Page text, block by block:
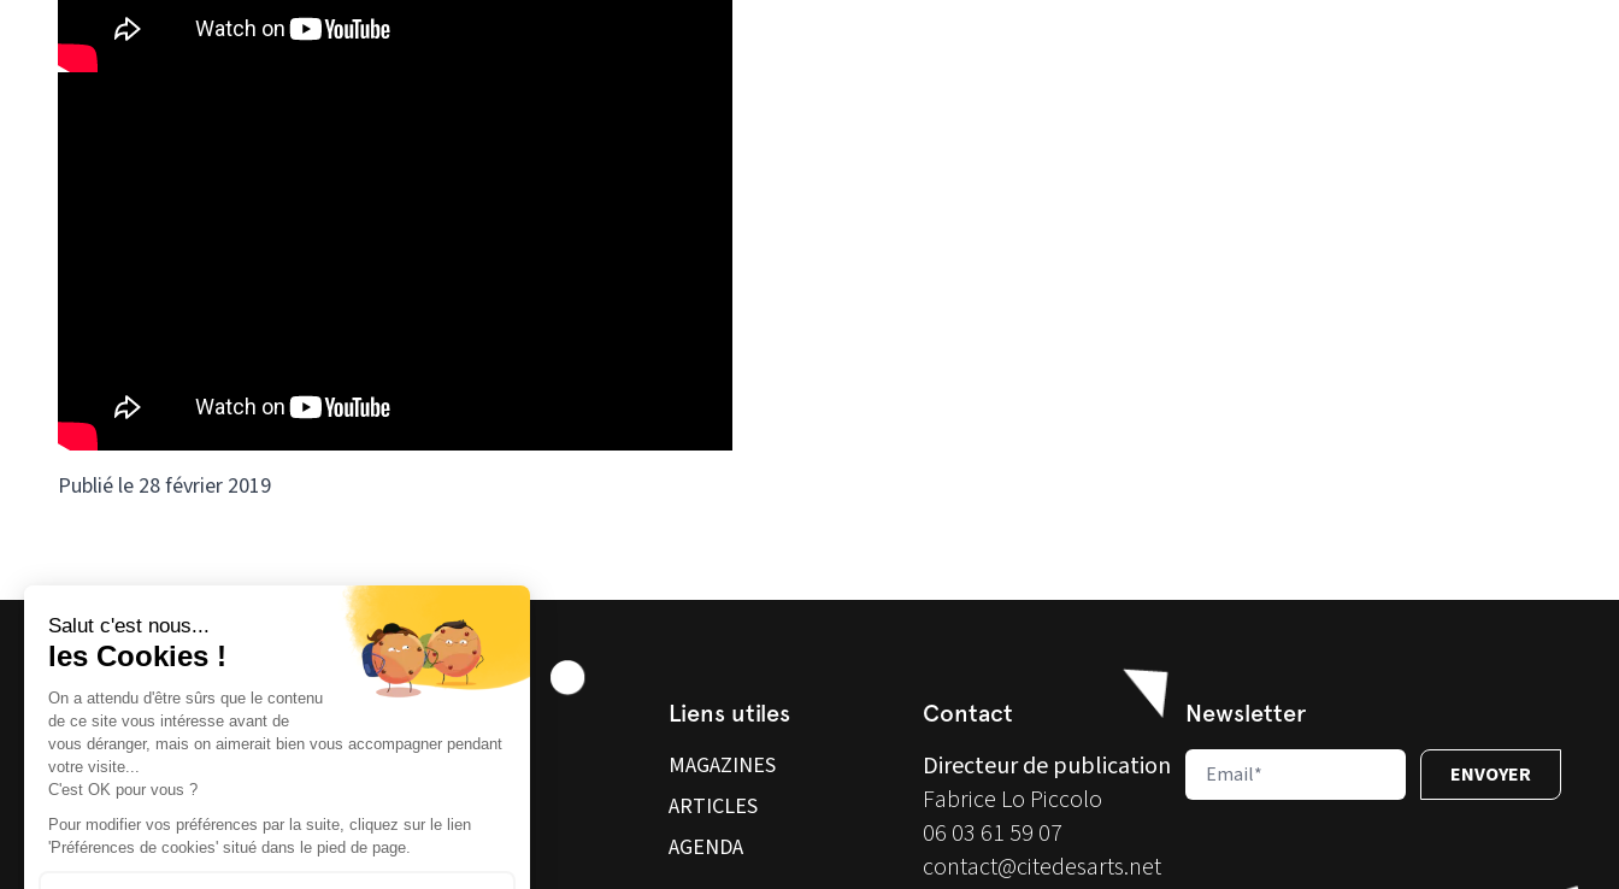
Publié le 28 février 2019
Magazine et site internet culturels varois.
Liens utiles
MAGAZINES
ARTICLES
AGENDA
Contact
Directeur de publication
Fabrice Lo Piccolo
06 03 61 59 07
contact@citedesarts.net
Newsletter